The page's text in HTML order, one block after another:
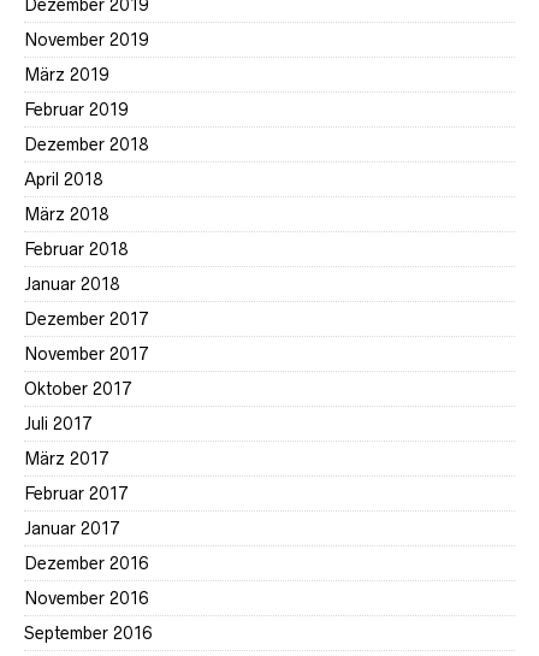
Dezember 2019
November 2019
März 2019
Februar 2019
Dezember 2018
April 2018
März 2018
Februar 2018
Januar 2018
Dezember 2017
November 2017
Oktober 2017
Juli 2017
März 2017
Februar 2017
Januar 2017
Dezember 2016
November 2016
September 2016